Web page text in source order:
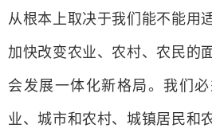
从根本上取决于我们能不能用
加快改变农业、农村、农民的
会发展一体化新格局。我们
业、城市和农村、城镇居民和